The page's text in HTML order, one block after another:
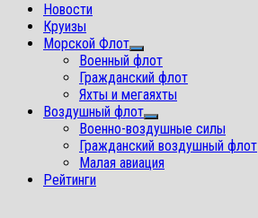
Новости
Круизы
Морской Флот
Показать
подменю
Военный флот
Гражданский флот
Яхты и мегаяхты
Воздушный флот
Показать
подменю
Военно-воздушные силы
Гражданский воздушный флот
Малая авиация
Рейтинги